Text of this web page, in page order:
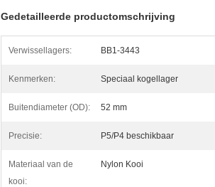
Gedetailleerde productomschrijving
Verwissellagers: BB1-3443
Kenmerken: Speciaal kogellager
Buitendiameter (OD): 52 mm
Precisie: P5/P4 beschikbaar
Materiaal van de
kooi:
Nylon Kooi